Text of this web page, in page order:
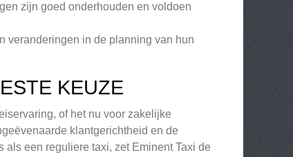
zijn goed onderhouden en voldoen
veranderingen in de planning van hun
KEUZE
of het nu voor zakelijke
klantgerichtheid en de
een reguliere taxi, zet Eminent Taxi de